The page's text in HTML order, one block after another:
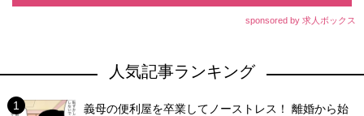
sponsored by 求人ボックス
人気記事ランキング
義母の便利屋を卒業してノーストレス！ 離婚から始